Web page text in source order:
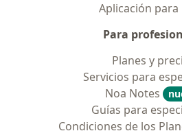
Aplicación para
Para
Planes y
Servicios para
Noa Notes
Guías para
Condiciones de los